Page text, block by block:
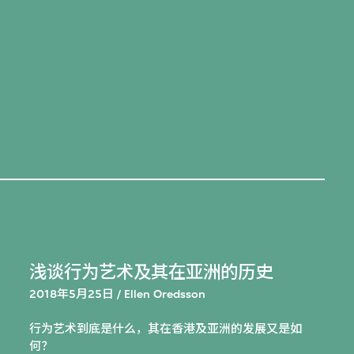
浅谈行为艺术及其在亚洲的历史
2018年5月25日 / Ellen Oredsson
行为艺术到底是什么，其在香港及亚洲的发展又是如
何？